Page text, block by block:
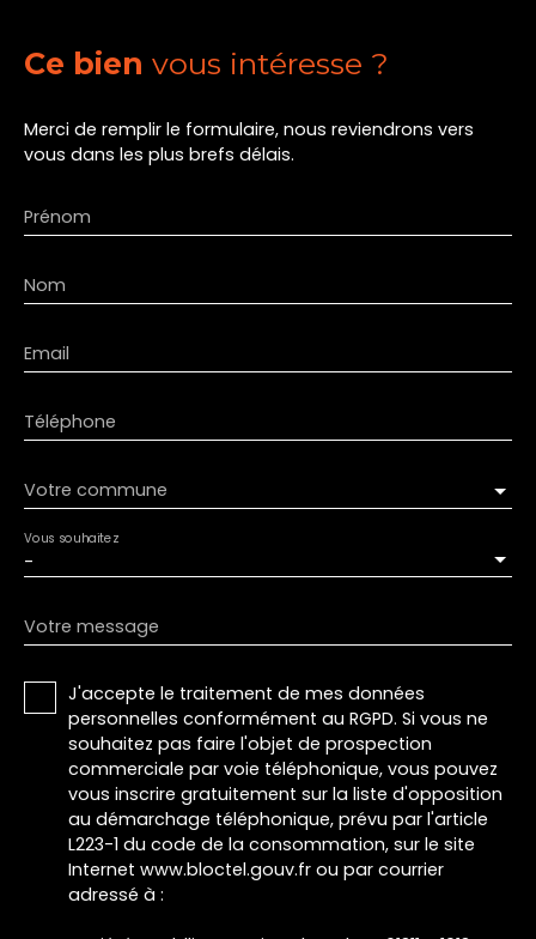
Ce bien vous intéresse ?
Merci de remplir le formulaire, nous reviendrons vers
vous dans les plus brefs délais.
Prénom
Nom
Email
Téléphone
Votre commune
-
Vous souhaitez
Votre message
J'accepte le traitement de mes données
personnelles conformément au RGPD. Si vous ne
souhaitez pas faire l'objet de prospection
commerciale par voie téléphonique, vous pouvez
vous inscrire gratuitement sur la liste d'opposition
au démarchage téléphonique, prévu par l'article
L223-1 du code de la consommation, sur le site
Internet www.bloctel.gouv.fr ou par courrier
adressé à :